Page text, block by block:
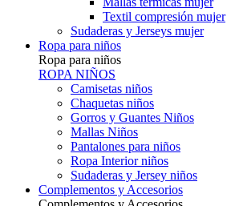
Textil compresión mujer
Sudaderas y Jerseys mujer
Ropa para niños
Ropa para niños
ROPA NIÑOS
Camisetas niños
Chaquetas niños
Gorros y Guantes Niños
Mallas Niños
Pantalones para niños
Ropa Interior niños
Sudaderas y Jersey niños
Complementos y Accesorios